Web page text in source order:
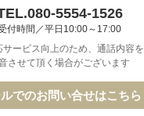
5554-1526
付時間／平日10:00～17:00
ービス向上のため、通話内容を
させて頂く場合がございます
ルでのお問い合せはこちら